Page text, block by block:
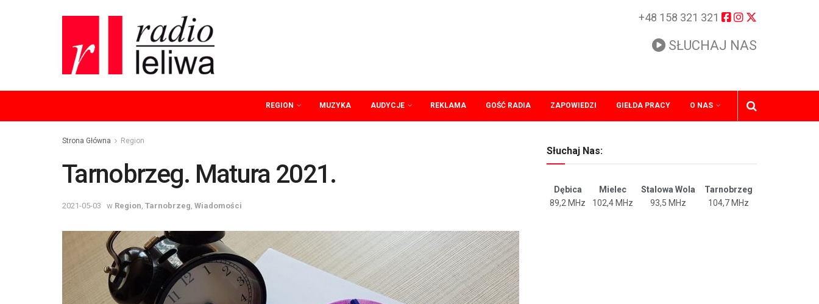
+48 158 321 321
SŁUCHAJ NAS
REGION MUZYKA AUDYCJE REKLAMA GOŚĆ RADIA ZAPOWIEDZI GIEŁDA PRACY O NAS
Strona Główna Region
Tarnobrzeg. Matura 2021.
2021-05-03 w Region Tarnobrzeg Wiadomości
Słuchaj Nas:
Dębica Mielec Stalowa Wola
Tarnobrzeg
89,2 MHz
102,4 MHz 93,5 MHz 104,7 MHz